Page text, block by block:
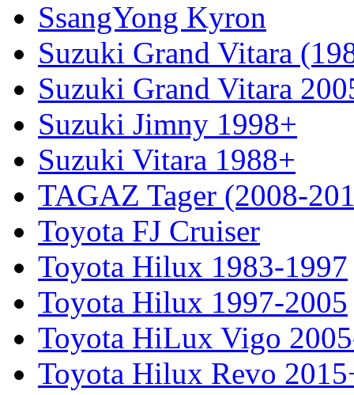
SsangYong Kyron
Suzuki Grand Vitara
Suzuki Grand Vitara
Suzuki Jimny 1998+
Suzuki Vitara 1988+
TAGAZ Tager (2008-
Toyota FJ Cruiser
Toyota Hilux 1983-1997
Toyota Hilux 1997-2005
Toyota HiLux Vigo
Toyota Hilux Revo